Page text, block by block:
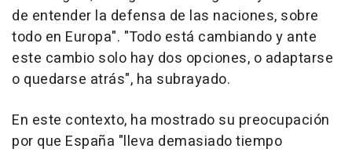
de entender la defensa de las naciones, sobre
todo en Europa". "Todo está cambiando y ante
este cambio solo hay dos opciones, o adaptarse
o quedarse atrás", ha subrayado.
En este contexto, ha mostrado su preocupación
por que España "lleva demasiado tiempo